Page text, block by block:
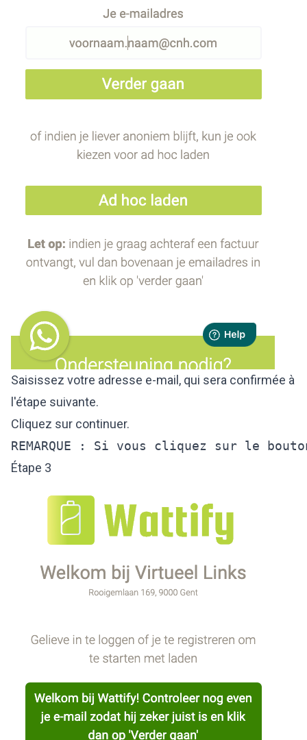
Saisissez votre adresse e-mail, qui sera confirmée à
l'étape suivante.
Cliquez sur continuer.
REMARQUE : Si vous cliquez sur le
Étape 3